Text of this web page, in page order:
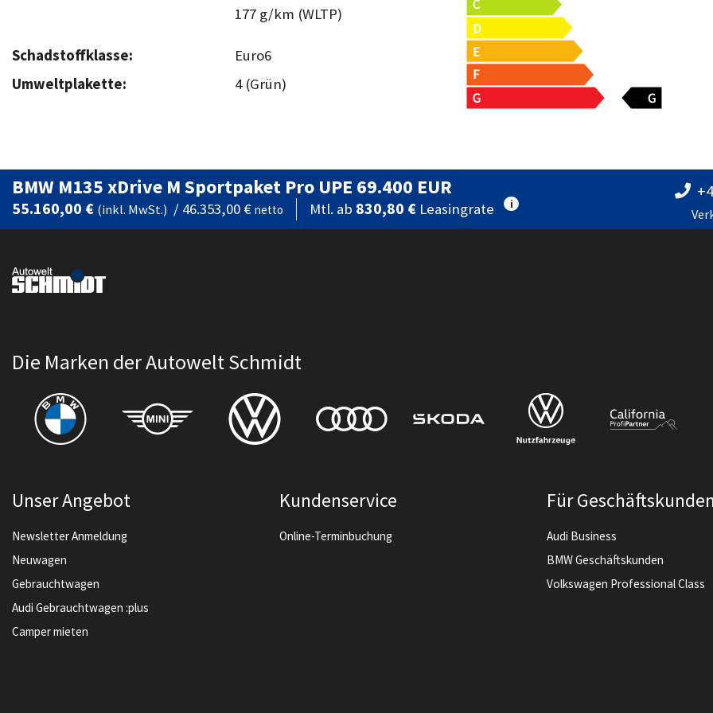
177 g/km (WLTP)
Schadstoffklasse:
Euro6
Umweltplakette:
4 (Grün)
BMW M135 xDrive M Sportpaket Pro UPE 69.400 EUR
55.160,00 € (inkl. MwSt.) / 46.353,00 € netto Mtl. ab 830,80 € Leasingrate i
Die Marken der Autowelt Schmidt
Unser Angebot
Newsletter Anmeldung
Neuwagen
Gebrauchtwagen
Audi Gebrauchtwagen :plus
Camper mieten
Kundenservice
Online-Terminbuchung
Für Geschäftskunden
Audi Business
BMW Geschäftskunden
Volkswagen Professional Class